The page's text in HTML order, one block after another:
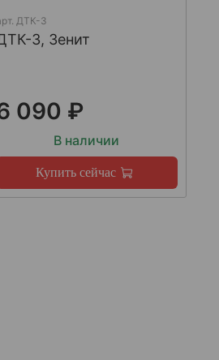
ДТК-3
3, Зенит
090 ₽
В наличии
Купить сейчас